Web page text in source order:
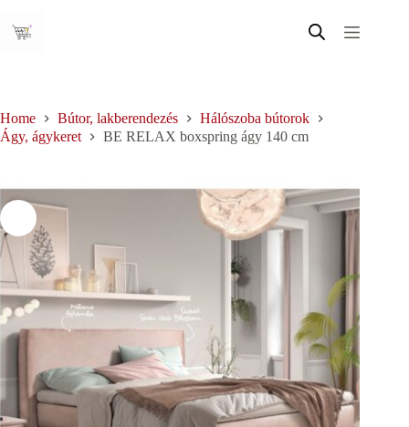
content
Home Bútor, lakberendezés
Hálószoba bútorok
Ágy, ágykeret
BE RELAX boxspring ágy 140 cm